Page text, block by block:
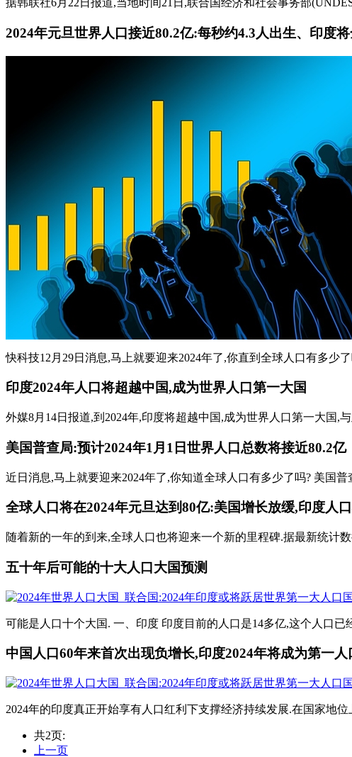
据韩联社6月22日报道,当地时间21日,联合国经济和社会事务部
2024年元旦世界人口接近80.2亿:每秒约4.3人出生、印度
快科技12月29日消息,马上就要迎来2024年了,你直到全球人口有多少
印度2024年人口将超越中国,成为世界人口第一大国
外媒8月14日报道,到2024年,印度将超越中国,成为世界人口第一大国,
美国普查局:预计2024年1月1日世界人口总数将接近80.2亿
近日消息,马上就要迎来2024年了,你知道全球人口有多少了吗? 美国
全球人口将在2024年元旦达到80亿:美国增长放缓,印度人
随着新的一年的到来,全球人口也将迎来一个新的里程碑.据最新统计
五十年后可能的十大人口大国预测
可能是人口十个大国. 一、印度 印度目前的人口是14多亿,这个人口
中国人口60年来首次出现负增长,印度2024年将成为第一人
2024年的印度真正开始享有人口红利下支撑经济持续发展.在国家地
共2页:
上一页